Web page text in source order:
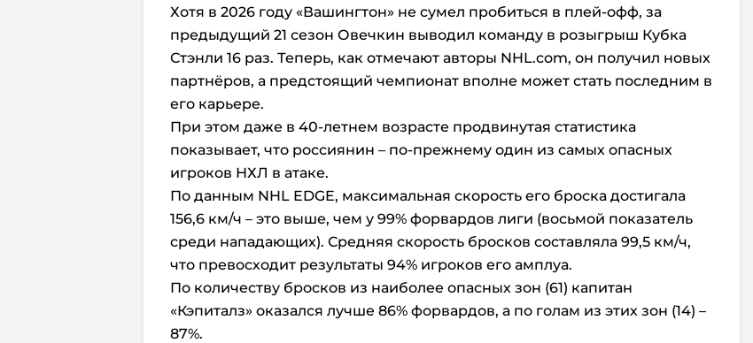
Хотя в 2026 году «Вашингтон» не сумел пробиться в плей-офф, за
предыдущий 21 сезон Овечкин выводил команду в розыгрыш Кубка
Стэнли 16 раз. Теперь, как отмечают авторы NHL.com, он получил новых
партнёров, а предстоящий чемпионат вполне может стать последним в
его карьере.
При этом даже в 40-летнем возрасте продвинутая статистика
показывает, что россиянин – по-прежнему один из самых опасных
игроков НХЛ в атаке.
По данным NHL EDGE, максимальная скорость его броска достигала
156,6 км/ч – это выше, чем у 99% форвардов лиги (восьмой показатель
среди нападающих). Средняя скорость бросков составляла 99,5 км/ч,
что превосходит результаты 94% игроков его амплуа.
По количеству бросков из наиболее опасных зон (61) капитан
«Кэпиталз» оказался лучше 86% форвардов, а по голам из этих зон (14) –
87%.